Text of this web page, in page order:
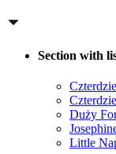
Section with
Duży
Little